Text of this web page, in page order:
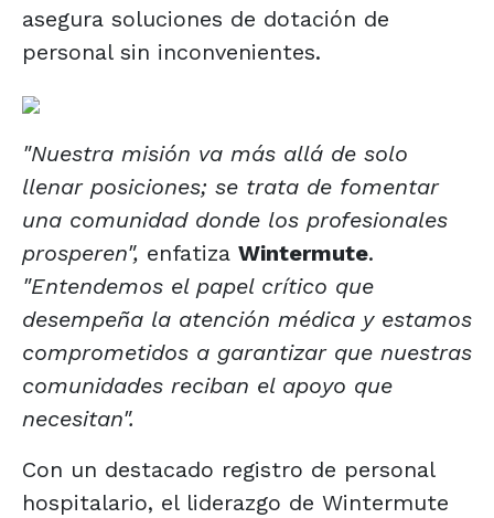
asegura soluciones de dotación de
personal sin inconvenientes.
"Nuestra misión va más allá de solo
llenar posiciones; se trata de fomentar
una comunidad donde los profesionales
prosperen", enfatiza Wintermute.
"Entendemos el papel crítico que
desempeña la atención médica y estamos
comprometidos a garantizar que nuestras
comunidades reciban el apoyo que
necesitan".
Con un destacado registro de personal
hospitalario, el liderazgo de Wintermute